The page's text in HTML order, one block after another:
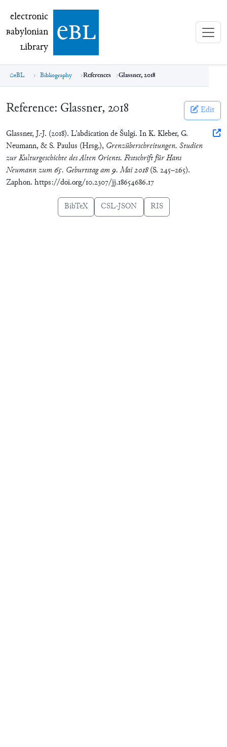
electronic Babylonian Library (eBL)
electronic
Babylonian
Library ebl
eBL Bibliography References Glassner, 2018
Reference: Glassner, 2018 Edit
Glassner, J.-J. (2018). L’abdication de Šulgi. In K. Kleber, G.
Neumann, & S. Paulus (Hrsg.), Grenzüberschreitungen. Studien
zur Kulturgeschichte des Alten Orients. Festschrift für Hans
Neumann zum 65. Geburtstag am 9. Mai 2018(S. 245–265).
Zaphon. https://doi.org/10.2307/jj.18654686.17
BibTeX CSL-JSON RIS